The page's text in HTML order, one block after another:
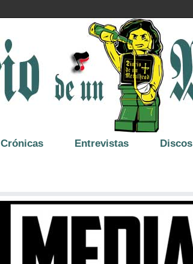
Crónicas Entrevistas Discos